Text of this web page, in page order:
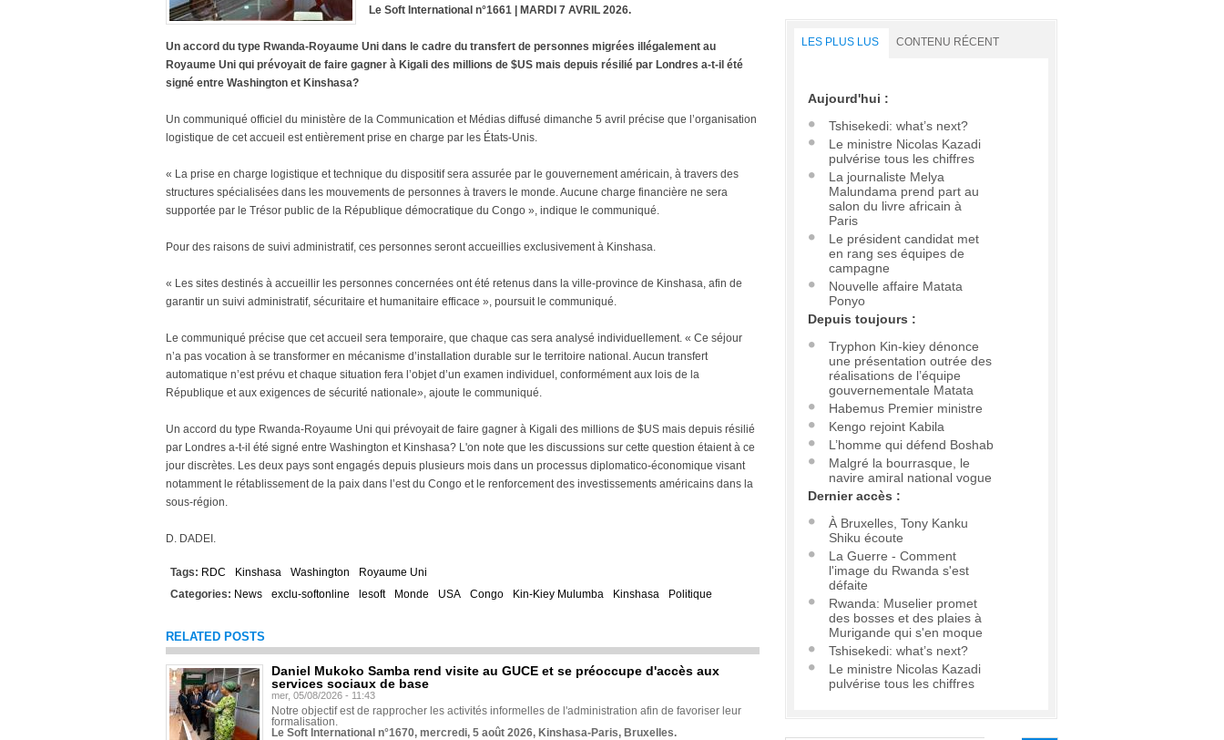
Le Soft International n°1661 | MARDI 7 AVRIL 2026.
Un accord du type Rwanda-Royaume Uni dans le cadre du transfert de personnes migrées illégalement au
Royaume Uni qui prévoyait de faire gagner à Kigali des millions de $US mais depuis résilié par Londres a-t-il été
signé entre Washington et Kinshasa?
Un communiqué officiel du ministère de la Communication et Médias diffusé dimanche 5 avril précise que l’organisation
logistique de cet accueil est entièrement prise en charge par les États-Unis.
« La prise en charge logistique et technique du dispositif sera assurée par le gouvernement américain, à travers des
structures spécialisées dans les mouvements de personnes à travers le monde. Aucune charge financière ne sera
supportée par le Trésor public de la République démocratique du Congo », indique le communiqué.
Pour des raisons de suivi administratif, ces personnes seront accueillies exclusivement à Kinshasa.
« Les sites destinés à accueillir les personnes concernées ont été retenus dans la ville-province de Kinshasa, afin de
garantir un suivi administratif, sécuritaire et humanitaire efficace », poursuit le communiqué.
Le communiqué précise que cet accueil sera temporaire, que chaque cas sera analysé individuellement. « Ce séjour
n’a pas vocation à se transformer en mécanisme d’installation durable sur le territoire national. Aucun transfert
automatique n’est prévu et chaque situation fera l’objet d’un examen individuel, conformément aux lois de la
République et aux exigences de sécurité nationale», ajoute le communiqué.
Un accord du type Rwanda-Royaume Uni qui prévoyait de faire gagner à Kigali des millions de $US mais depuis résilié
par Londres a-t-il été signé entre Washington et Kinshasa? L'on note que les discussions sur cette question étaient à ce
jour discrètes. Les deux pays sont engagés depuis plusieurs mois dans un processus diplomatico-économique visant
notamment le rétablissement de la paix dans l’est du Congo et le renforcement des investissements américains dans la
sous-région.
D. DADEI.
Tags: RDC Kinshasa Washington
Royaume Uni
Categories: News exclu-softonline lesoft Monde USA Congo Kin-Kiey Mulumba Kinshasa Politique
RELATED POSTS
Daniel Mukoko Samba rend visite au GUCE et se préoccupe d'accès aux
services sociaux de base
mer, 05/08/2026 - 11:43
Notre objectif est de rapprocher les activités informelles de l'administration afin de favoriser leur
formalisation.
Le Soft International n°1670, mercredi, 5 août 2026, Kinshasa-Paris, Bruxelles.
LES PLUS LUS CONTENU RÉCENT
Aujourd'hui :
Tshisekedi: what’s next?
Le ministre Nicolas Kazadi
pulvérise tous les chiffres
La journaliste Melya
Malundama prend part au
salon du livre africain à
Paris
Le président candidat met
en rang ses équipes de
campagne
Nouvelle affaire Matata
Ponyo
Depuis toujours :
Tryphon Kin-kiey dénonce
une présentation outrée des
réalisations de l’équipe
gouvernementale Matata
Habemus Premier ministre
Kengo rejoint Kabila
L’homme qui défend Boshab
Malgré la bourrasque, le
navire amiral national vogue
Dernier accès :
À Bruxelles, Tony Kanku
Shiku écoute
La Guerre - Comment
l'image du Rwanda s'est
défaite
Rwanda: Muselier promet
des bosses et des plaies à
Murigande qui s'en moque
Tshisekedi: what’s next?
Le ministre Nicolas Kazadi
pulvérise tous les chiffres